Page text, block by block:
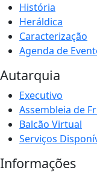
História
Heráldica
Caracterização
Agenda de
Autarquia
Executivo
Assembleia de
Balcão Virtual
Serviços
Informações